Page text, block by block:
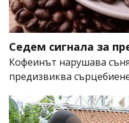
Седем сигнала за
Кофеинът нарушава
предизвиква